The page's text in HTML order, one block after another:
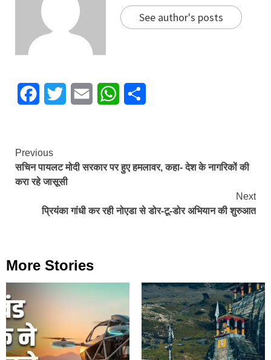
See author's posts
FacebookTwitter Email WhatsApp
Continue
Reading
Previous
सचिन पायलट मोदी सरकार पर हुए हमलावर, कहा- देश के नागरिकों की
करा रहे जासूसी
Next
प्रियंका गांधी कर रही नोएडा से डोर-टू-डोर अभियान की शुरुआत
More Stories